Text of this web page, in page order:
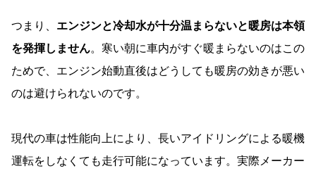
つまり、 エンジンと冷却水が十分温まらないと暖房は本領
を発揮しません。寒い朝に車内がすぐ暖まらないのはこの
ためで、エンジン始動直後はどうしても暖房の効きが悪い
のは避けられないのです。
現代の車は性能向上により、長いアイドリングによる暖機
運転をしなくても走行可能になっています。実際メーカー